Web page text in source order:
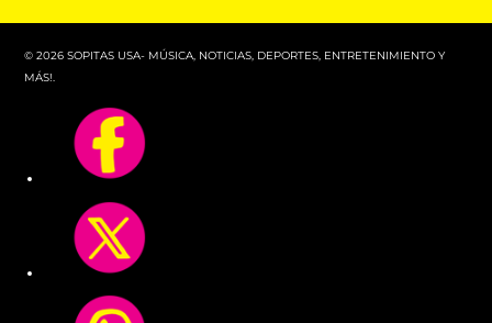
© 2026 SOPITAS USA- MÚSICA, NOTICIAS, DEPORTES, ENTRETENIMIENTO Y
MÁS!.